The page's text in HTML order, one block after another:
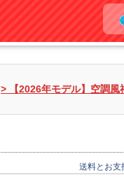
> 【2026年モデル】空調風
送料とお支